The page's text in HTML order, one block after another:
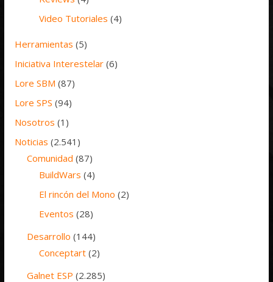
Video Tutoriales (4)
Herramientas (5)
Iniciativa Interestelar (6)
Lore SBM (87)
Lore SPS (94)
Nosotros (1)
Noticias (2.541)
Comunidad (87)
BuildWars (4)
El rincón del Mono (2)
Eventos (28)
Desarrollo (144)
Conceptart (2)
Galnet ESP (2.285)